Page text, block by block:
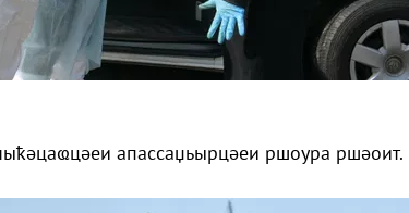
апассаџьырцәеи ршоура ршәоит.